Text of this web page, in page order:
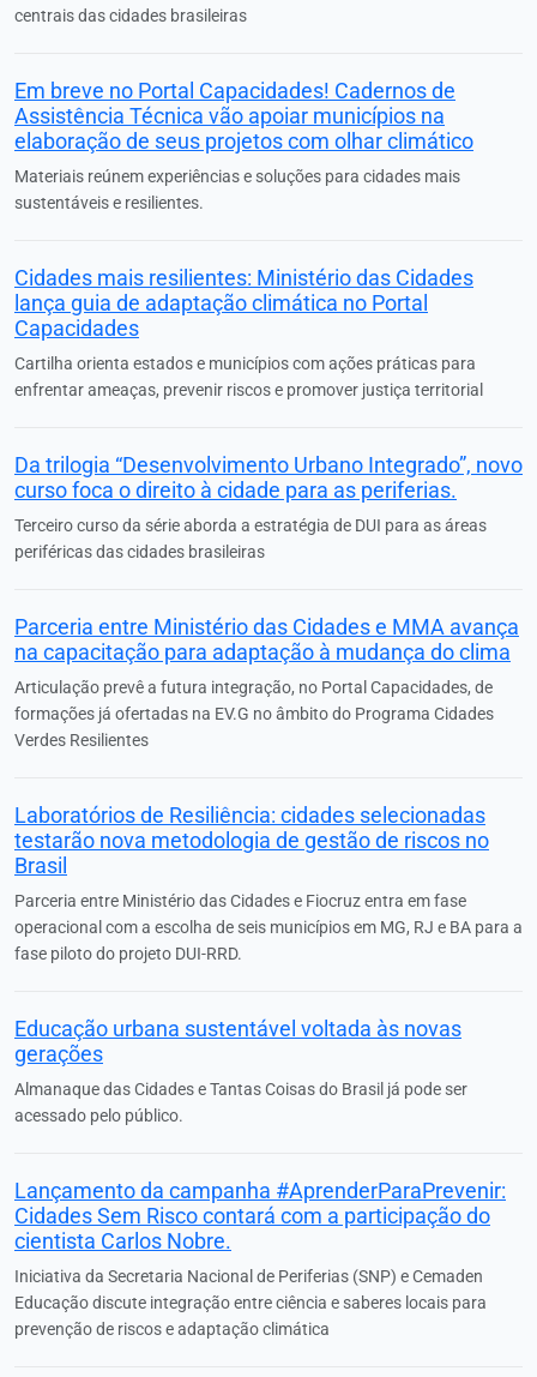
centrais das cidades brasileiras
Em breve no Portal Capacidades! Cadernos de
Assistência Técnica vão apoiar municípios na
elaboração de seus projetos com olhar climático
Materiais reúnem experiências e soluções para cidades mais
sustentáveis e resilientes.
Cidades mais resilientes: Ministério das Cidades
lança guia de adaptação climática no Portal
Capacidades
Cartilha orienta estados e municípios com ações práticas para
enfrentar ameaças, prevenir riscos e promover justiça territorial
Da trilogia “Desenvolvimento Urbano Integrado”, novo
curso foca o direito à cidade para as periferias.
Terceiro curso da série aborda a estratégia de DUI para as áreas
periféricas das cidades brasileiras
Parceria entre Ministério das Cidades e MMA avança
na capacitação para adaptação à mudança do clima
Articulação prevê a futura integração, no Portal Capacidades, de
formações já ofertadas na EV.G no âmbito do Programa Cidades
Verdes Resilientes
Laboratórios de Resiliência: cidades selecionadas
testarão nova metodologia de gestão de riscos no
Brasil
Parceria entre Ministério das Cidades e Fiocruz entra em fase
operacional com a escolha de seis municípios em MG, RJ e BA para a
fase piloto do projeto DUI-RRD.
Educação urbana sustentável voltada às novas
gerações
Almanaque das Cidades e Tantas Coisas do Brasil já pode ser
acessado pelo público.
Lançamento da campanha #AprenderParaPrevenir:
Cidades Sem Risco contará com a participação do
cientista Carlos Nobre.
Iniciativa da Secretaria Nacional de Periferias (SNP) e Cemaden
Educação discute integração entre ciência e saberes locais para
prevenção de riscos e adaptação climática